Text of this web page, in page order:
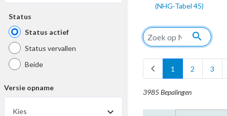
Status
Status actief
Status vervallen
Beide
Versie opname
Kies
(NHG-Tabel 45)
search
chevron_left 1 2 3
3985 Bepalingen